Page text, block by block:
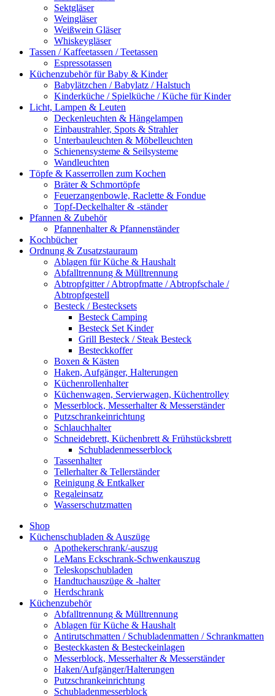
Sektgläser
Weingläser
Weißwein Gläser
Whiskeygläser
Tassen / Kaffeetassen / Teetassen
Espressotassen
Küchenzubehör für Baby & Kinder
Babylätzchen / Babylatz / Halstuch
Kinderküche / Spielküche / Küche für Kinder
Licht, Lampen & Leuten
Deckenleuchten & Hängelampen
Einbaustrahler, Spots & Strahler
Unterbauleuchten & Möbelleuchten
Schienensysteme & Seilsysteme
Wandleuchten
Töpfe & Kasserrollen zum Kochen
Bräter & Schmortöpfe
Feuerzangenbowle, Raclette & Fondue
Topf-Deckelhalter & -ständer
Pfannen & Zubehör
Pfannenhalter & Pfannenständer
Kochbücher
Ordnung & Zusatzstauraum
Ablagen für Küche & Haushalt
Abfalltrennung & Mülltrennung
Abtropfgitter / Abtropfmatte / Abtropfschale /
Abtropfgestell
Besteck / Bestecksets
Besteck Camping
Besteck Set Kinder
Grill Besteck / Steak Besteck
Besteckkoffer
Boxen & Kästen
Haken, Aufgänger, Halterungen
Küchenrollenhalter
Küchenwagen, Servierwagen, Küchentrolley
Messerblock, Messerhalter & Messerständer
Putzschrankeinrichtung
Schlauchhalter
Schneidebrett, Küchenbrett & Frühstücksbrett
Schubladenmesserblock
Tassenhalter
Tellerhalter & Tellerständer
Reinigung & Entkalker
Regaleinsatz
Wasserschutzmatten
Shop
Küchenschubladen & Auszüge
Apothekerschrank/-auszug
LeMans Eckschrank-Schwenkauszug
Teleskopschubladen
Handtuchauszüge & -halter
Herdschrank
Küchenzubehör
Abfalltrennung & Mülltrennung
Ablagen für Küche & Haushalt
Antirutschmatten / Schubladenmatten / Schrankmatten
Besteckkasten & Besteckeinlagen
Messerblock, Messerhalter & Messerständer
Haken/Aufgänger/Halterungen
Putzschrankeinrichtung
Schubladenmesserblock